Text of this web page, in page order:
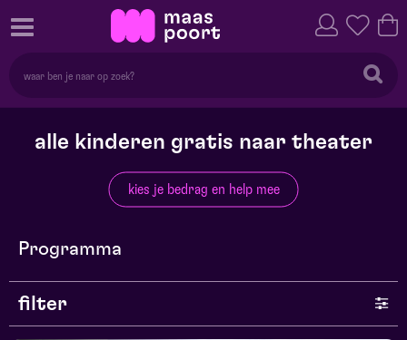
alle kinderen gratis naar theater
kies je bedrag en help mee
Programma
filter